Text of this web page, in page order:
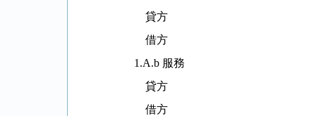
貸方
借方
1.A.b 服務
貸方
借方